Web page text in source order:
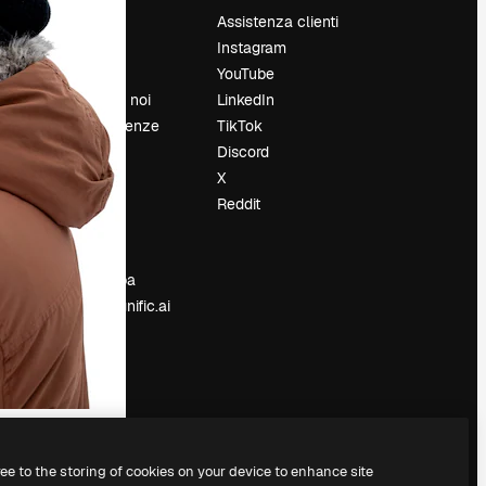
Prezzi
Chi siamo
Recensioni
Lavora con noi
Cerca tendenze
Blog
Eventi
Slidesgo
Vendi i tuoi
contenuti
Sala stampa
Cerchi magnific.ai
Assistenza clienti
Instagram
YouTube
LinkedIn
TikTok
Discord
X
Reddit
to the storing of cookies on your device to enhance site